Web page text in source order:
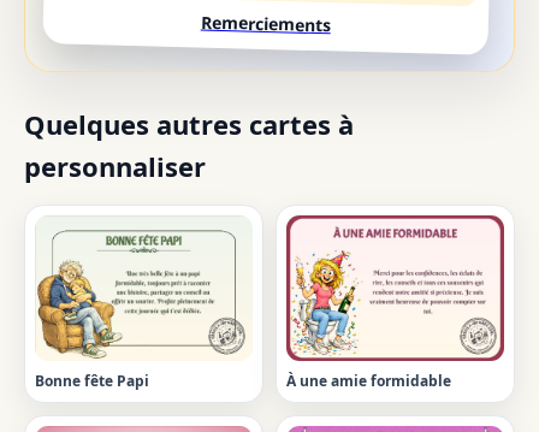
Remerciements
Quelques autres cartes à
personnaliser
Bonne fête Papi À une amie formidable